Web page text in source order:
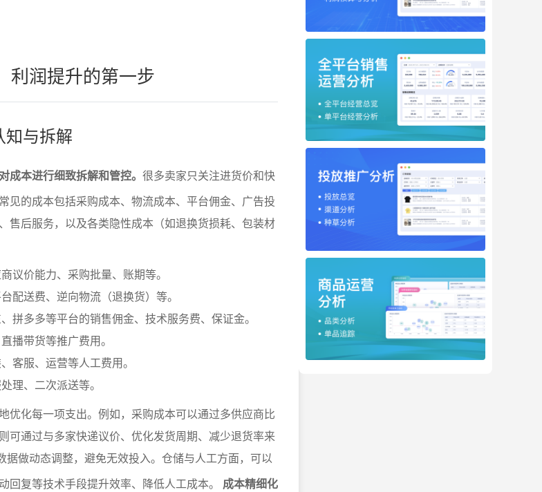
利润提升的第一步
知与拆解
本进行细致拆解和管控。 很多卖家只关注进货价和快
见的成本包括采购成本、物流成本、平台佣金、广告投
售后服务，以及各类隐性成本（如退换货损耗、包装材
议价能力、采购批量、账期等。
配送费、逆向物流（退换货）等。
拼多多等平台的销售佣金、技术服务费、保证金。
播带货等推广费用。
客服、运营等人工费用。
理、二次派送等。
优化每一项支出。例如，采购成本可以通过多供应商比
可通过与多家快递议价、优化发货周期、减少退货率来
做动态调整，避免无效投入。仓储与人工方面，可以
回复等技术手段提升效率、降低人工成本。 成本精细化